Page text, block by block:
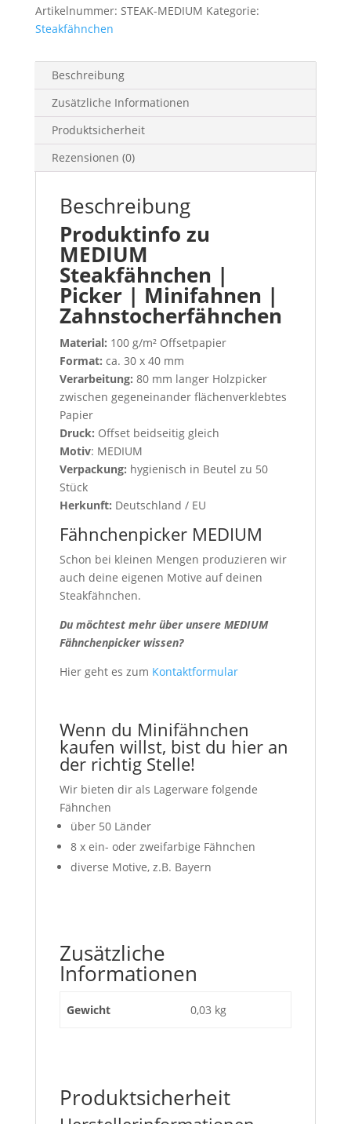
Artikelnummer: STEAK-MEDIUM Kategorie:
Steakfähnchen
Beschreibung
Zusätzliche Informationen
Produktsicherheit
Rezensionen (0)
Beschreibung
Produktinfo zu
MEDIUM
Steakfähnchen |
Picker | Minifahnen |
Zahnstocherfähnchen
Material: 100 g/m² Offsetpapier
Format: ca. 30 x 40 mm
Verarbeitung: 80 mm langer Holzpicker
zwischen gegeneinander flächenverklebtes
Papier
Druck: Offset beidseitig gleich
Motiv: MEDIUM
Verpackung: hygienisch in Beutel zu 50
Stück
Herkunft: Deutschland / EU
Fähnchenpicker MEDIUM
Schon bei kleinen Mengen produzieren wir
auch deine eigenen Motive auf deinen
Steakfähnchen.
Du möchtest mehr über unsere MEDIUM
Fähnchenpicker wissen?
Hier geht es zum Kontaktformular
Wenn du Minifähnchen
kaufen willst, bist du hier an
der richtig Stelle!
Wir bieten dir als Lagerware folgende
Fähnchen
über 50 Länder
8 x ein- oder zweifarbige Fähnchen
diverse Motive, z.B. Bayern
Zusätzliche
Informationen
Gewicht 0,03 kg
Produktsicherheit